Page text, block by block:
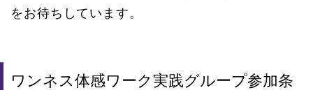
をお待ちしています。
ワンネス体感ワーク実践グループ参加条